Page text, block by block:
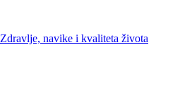
Zdravlje, navike i kvaliteta života